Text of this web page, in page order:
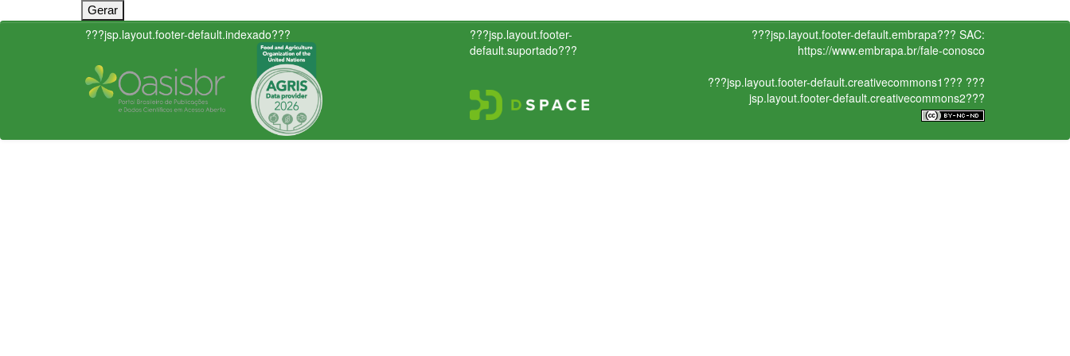
???jsp.layout.footer-default.indexado???
???jsp.layout.footer-
default.suportado???
???jsp.layout.footer-default.embrapa??? SAC:
https://www.embrapa.br/fale-conosco
???jsp.layout.footer-default.creativecommons1??? ???
jsp.layout.footer-default.creativecommons2???